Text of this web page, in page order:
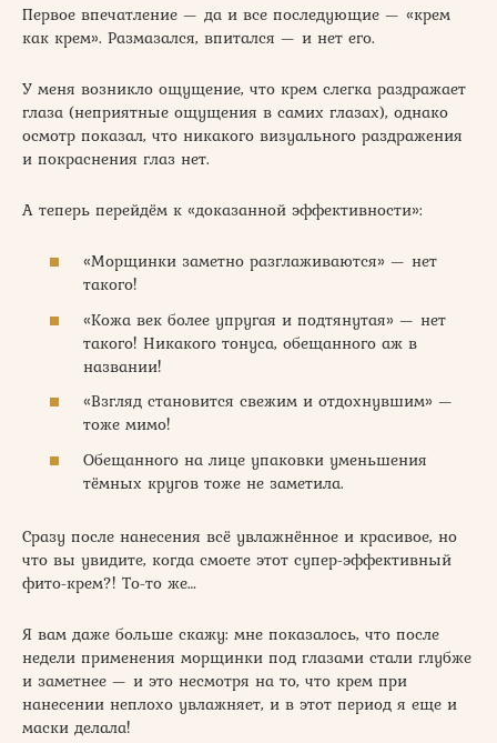
Первое впечатление — да и все последующие — «крем
как крем». Размазался, впитался — и нет его.
У меня возникло ощущение, что крем слегка раздражает
глаза (неприятные ощущения в самих глазах), однако
осмотр показал, что никакого визуального раздражения
и покраснения глаз нет.
А теперь перейдём к «доказанной эффективности»:
«Морщинки заметно разглаживаются» — нет
такого!
«Кожа век более упругая и подтянутая» — нет
такого! Никакого тонуса, обещанного аж в
названии!
«Взгляд становится свежим и отдохнувшим» —
тоже мимо!
Обещанного на лице упаковки уменьшения
тёмных кругов тоже не заметила.
Сразу после нанесения всё увлажнённое и красивое, но
что вы увидите, когда смоете этот супер-эффективный
фито-крем?! То-то же…
Я вам даже больше скажу: мне показалось, что после
недели применения морщинки под глазами стали глубже
и заметнее — и это несмотря на то, что крем при
нанесении неплохо увлажняет, и в этот период я еще и
маски делала!